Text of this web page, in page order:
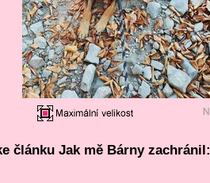
článku Jak mě Bárny zachránil: